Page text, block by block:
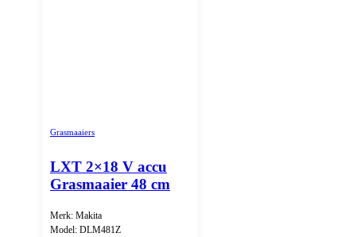
Grasmaaiers
LXT 2×18 V accu
Grasmaaier 48 cm
Merk: Makita
Model: DLM481Z